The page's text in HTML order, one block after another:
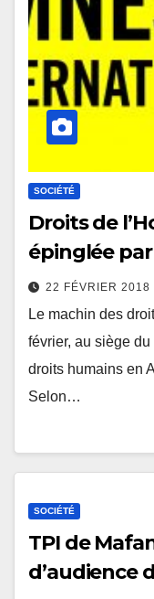
SOCIÉTÉ
Droits de
épinglée
22 FÉVRIER 2018
Le machin des
février, au siège
droits humains en
Selon…
SOCIÉTÉ
TPI de
d’audience